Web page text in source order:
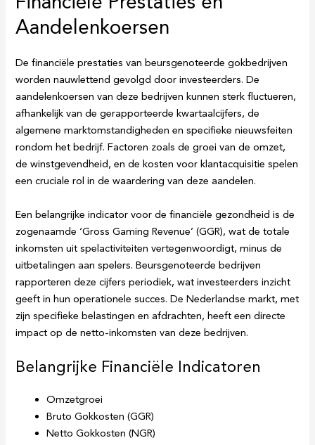
Aandelenkoersen
De financiële prestaties van beursgenoteerde gokbedrijven
worden nauwlettend gevolgd door investeerders. De
aandelenkoersen van deze bedrijven kunnen sterk fluctueren,
afhankelijk van de gerapporteerde kwartaalcijfers, de
algemene marktomstandigheden en specifieke nieuwsfeiten
rondom het bedrijf. Factoren zoals de groei van de omzet,
de winstgevendheid, en de kosten voor klantacquisitie spelen
een cruciale rol in de waardering van deze aandelen.
Een belangrijke indicator voor de financiële gezondheid is de
zogenaamde ‘Gross Gaming Revenue’ (GGR), wat de totale
inkomsten uit spelactiviteiten vertegenwoordigt, minus de
uitbetalingen aan spelers. Beursgenoteerde bedrijven
rapporteren deze cijfers periodiek, wat investeerders inzicht
geeft in hun operationele succes. De Nederlandse markt, met
zijn specifieke belastingen en afdrachten, heeft een directe
impact op de netto-inkomsten van deze bedrijven.
Belangrijke Financiële Indicatoren
Omzetgroei
Bruto Gokkosten (GGR)
Netto Gokkosten (NGR)